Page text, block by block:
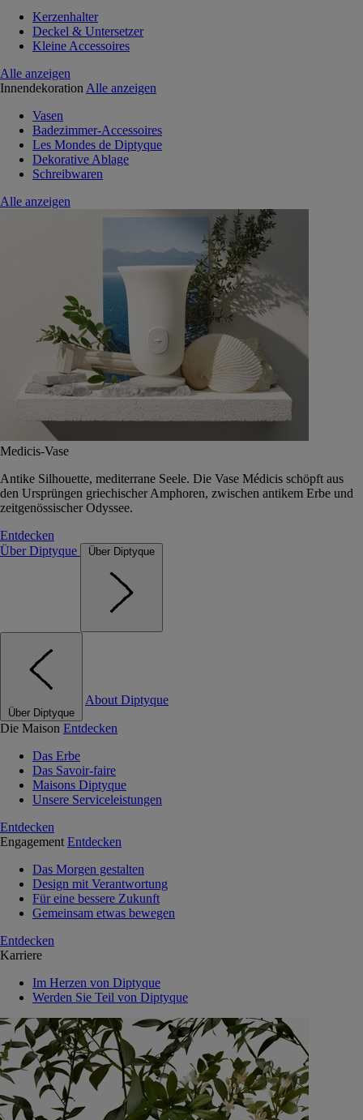
Kerzenhalter
Deckel & Untersetzer
Kleine Accessoires
Alle anzeigen
Innendekoration Alle anzeigen
Vasen
Badezimmer-Accessoires
Les Mondes de Diptyque
Dekorative Ablage
Schreibwaren
Alle anzeigen
Medicis-Vase
Antike Silhouette, mediterrane Seele. Die Vase Médicis schöpft aus
den Ursprüngen griechischer Amphoren, zwischen antikem Erbe und
zeitgenössischer Odyssee.
Entdecken
Über Diptyque
Über Diptyque
Über Diptyque
About Diptyque
Die Maison Entdecken
Das Erbe
Das Savoir-faire
Maisons Diptyque
Unsere Serviceleistungen
Entdecken
Engagement Entdecken
Das Morgen gestalten
Design mit Verantwortung
Für eine bessere Zukunft
Gemeinsam etwas bewegen
Entdecken
Karriere
Im Herzen von Diptyque
Werden Sie Teil von Diptyque